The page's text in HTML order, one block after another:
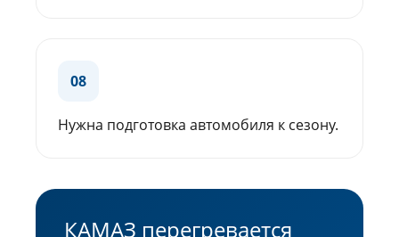
08
Нужна подготовка автомобиля к сезону.
КАМАЗ перегревается